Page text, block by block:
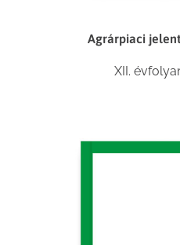
Agrárpiaci
XII.